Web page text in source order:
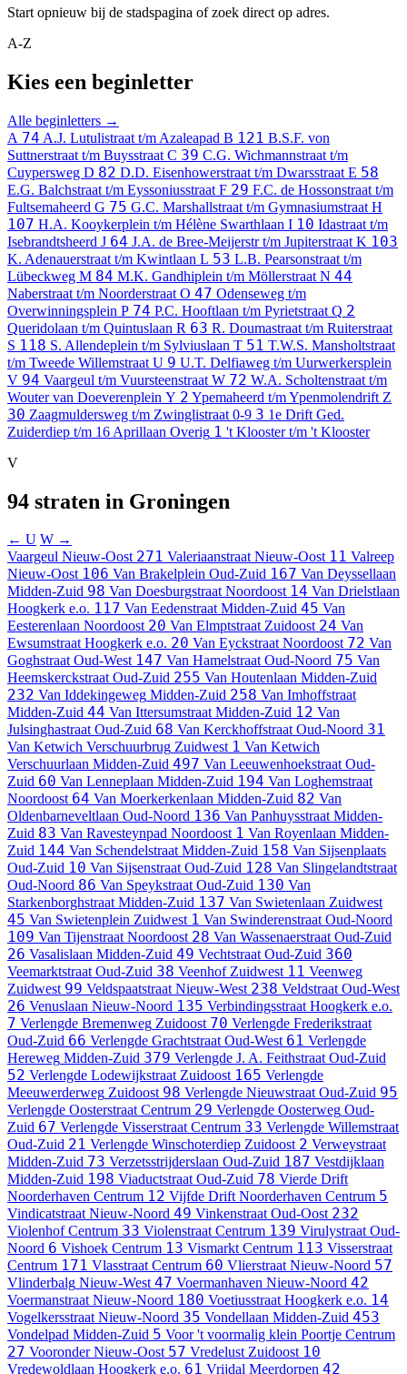
Start opnieuw bij de stadspagina of zoek direct op adres.
A-Z
Kies een beginletter
Alle beginletters →
A 74 A.J. Lutulistraat t/m Azaleapad B 121 B.S.F. von
Suttnerstraat t/m Buysstraat C 39 C.G. Wichmannstraat t/m
Cuypersweg D 82 D.D. Eisenhowerstraat t/m Dwarsstraat E 58
E.G. Balchstraat t/m Eyssoniusstraat F 29 F.C. de Hossonstraat t/m
Fultsemaheerd G 75 G.C. Marshallstraat t/m Gymnasiumstraat H
107 H.A. Kooykerplein t/m Hélène Swarthlaan I 10 Idastraat t/m
Isebrandtsheerd J 64 J.A. de Bree-Meijerstr t/m Jupiterstraat K 103
K. Adenauerstraat t/m Kwintlaan L 53 L.B. Pearsonstraat t/m
Lübeckweg M 84 M.K. Gandhiplein t/m Möllerstraat N 44
Naberstraat t/m Noorderstraat O 47 Odenseweg t/m
Overwinningsplein P 74 P.C. Hooftlaan t/m Pyrietstraat Q 2
Queridolaan t/m Quintuslaan R 63 R. Doumastraat t/m Ruiterstraat
S 118 S. Allendeplein t/m Sylviuslaan T 51 T.W.S. Mansholtstraat
t/m Tweede Willemstraat U 9 U.T. Delfiaweg t/m Uurwerkersplein
V 94 Vaargeul t/m Vuursteenstraat W 72 W.A. Scholtenstraat t/m
Wouter van Doeverenplein Y 2 Ypemaheerd t/m Ypenmolendrift Z
30 Zaagmuldersweg t/m Zwinglistraat 0-9 3 1e Drift Ged.
Zuiderdiep t/m 16 Aprillaan Overig 1 't Klooster t/m 't Klooster
V
94 straten in Groningen
← U W →
Vaargeul Nieuw-Oost 271 Valeriaanstraat Nieuw-Oost 11 Valreep
Nieuw-Oost 106 Van Brakelplein Oud-Zuid 167 Van Deyssellaan
Midden-Zuid 98 Van Doesburgstraat Noordoost 14 Van Drielstlaan
Hoogkerk e.o. 117 Van Eedenstraat Midden-Zuid 45 Van
Eesterenlaan Noordoost 20 Van Elmptstraat Zuidoost 24 Van
Ewsumstraat Hoogkerk e.o. 20 Van Eyckstraat Noordoost 72 Van
Goghstraat Oud-West 147 Van Hamelstraat Oud-Noord 75 Van
Heemskerckstraat Oud-Zuid 255 Van Houtenlaan Midden-Zuid
232 Van Iddekingeweg Midden-Zuid 258 Van Imhoffstraat
Midden-Zuid 44 Van Ittersumstraat Midden-Zuid 12 Van
Julsinghastraat Oud-Zuid 68 Van Kerckhoffstraat Oud-Noord 31
Van Ketwich Verschuurbrug Zuidwest 1 Van Ketwich
Verschuurlaan Midden-Zuid 497 Van Leeuwenhoekstraat Oud-
Zuid 60 Van Lenneplaan Midden-Zuid 194 Van Loghemstraat
Noordoost 64 Van Moerkerkenlaan Midden-Zuid 82 Van
Oldenbarneveltlaan Oud-Noord 136 Van Panhuysstraat Midden-
Zuid 83 Van Ravesteynpad Noordoost 1 Van Royenlaan Midden-
Zuid 144 Van Schendelstraat Midden-Zuid 158 Van Sijsenplaats
Oud-Zuid 10 Van Sijsenstraat Oud-Zuid 128 Van Slingelandtstraat
Oud-Noord 86 Van Speykstraat Oud-Zuid 130 Van
Starkenborghstraat Midden-Zuid 137 Van Swietenlaan Zuidwest
45 Van Swietenplein Zuidwest 1 Van Swinderenstraat Oud-Noord
109 Van Tijenstraat Noordoost 28 Van Wassenaerstraat Oud-Zuid
26 Vasalislaan Midden-Zuid 49 Vechtstraat Oud-Zuid 360
Veemarktstraat Oud-Zuid 38 Veenhof Zuidwest 11 Veenweg
Zuidwest 99 Veldspaatstraat Nieuw-West 238 Veldstraat Oud-West
26 Venuslaan Nieuw-Noord 135 Verbindingsstraat Hoogkerk e.o.
7 Verlengde Bremenweg Zuidoost 70 Verlengde Frederikstraat
Oud-Zuid 66 Verlengde Grachtstraat Oud-West 61 Verlengde
Hereweg Midden-Zuid 379 Verlengde J. A. Feithstraat Oud-Zuid
52 Verlengde Lodewijkstraat Zuidoost 165 Verlengde
Meeuwerderweg Zuidoost 98 Verlengde Nieuwstraat Oud-Zuid 95
Verlengde Oosterstraat Centrum 29 Verlengde Oosterweg Oud-
Zuid 67 Verlengde Visserstraat Centrum 33 Verlengde Willemstraat
Oud-Zuid 21 Verlengde Winschoterdiep Zuidoost 2 Verweystraat
Midden-Zuid 73 Verzetsstrijderslaan Oud-Zuid 187 Vestdijklaan
Midden-Zuid 198 Viaductstraat Oud-Zuid 78 Vierde Drift
Noorderhaven Centrum 12 Vijfde Drift Noorderhaven Centrum 5
Vindicatstraat Nieuw-Noord 49 Vinkenstraat Oud-Oost 232
Violenhof Centrum 33 Violenstraat Centrum 139 Virulystraat Oud-
Noord 6 Vishoek Centrum 13 Vismarkt Centrum 113 Visserstraat
Centrum 171 Vlasstraat Centrum 60 Vlierstraat Nieuw-Noord 57
Vlinderbalg Nieuw-West 47 Voermanhaven Nieuw-Noord 42
Voermanstraat Nieuw-Noord 180 Voetiusstraat Hoogkerk e.o. 14
Vogelkersstraat Nieuw-Noord 35 Vondellaan Midden-Zuid 453
Vondelpad Midden-Zuid 5 Voor 't voormalig klein Poortje Centrum
27 Vooronder Nieuw-Oost 57 Vredelust Zuidoost 10
Vredewoldlaan Hoogkerk e.o. 61 Vrijdal Meerdorpen 42